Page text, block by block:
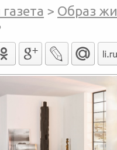
> Образ